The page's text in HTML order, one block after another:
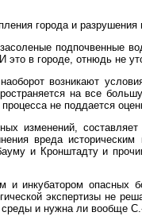
города и
подпочвенные
это в городе, отнюдь не
возникают
на все
не поддается
изменений,
вреда историческим
и Кронштадту и
и инкубатором
экспертизы не
среды и нужна ли вообще